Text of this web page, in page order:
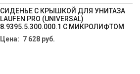
СИДЕНЬЕ С КРЫШКОЙ ДЛЯ УНИТАЗА
LAUFEN PRO (UNIVERSAL)
8.9395.5.300.000.1 С МИКРОЛИФТОМ
Цена: 7 628 руб.